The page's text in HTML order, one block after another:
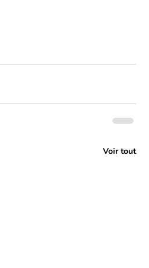
Voir tout